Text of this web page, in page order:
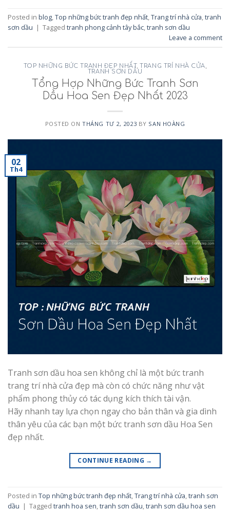
Posted in blog,Top những bức tranh đẹp nhất,Trang trí nhà cửa,tranh
sơn dầu | Tagged tranh phong cảnh tây bắc,tranh sơn dầu
Leave a comment
TOP NHỮNG BỨC TRANH ĐẸP NHẤT,TRANG TRÍ NHÀ CỬA,
TRANH SƠN DẦU
Tổng Hợp Những Bức Tranh Sơn
Dầu Hoa Sen Đẹp Nhất 2023
POSTED ONTHÁNG TƯ 2, 2023 BY SAN HOÀNG
02
Th4
Tranh sơn dầu hoa sen không chỉ là một bức tranh
trang trí nhà cửa đẹp mà còn có chức năng như vật
phẩm phong thủy có tác dụng kích thích tài vận.
Hãy nhanh tay lựa chọn ngay cho bản thân và gia dình
thân yêu của các bạn một bức tranh sơn dầu Hoa Sen
đẹp nhất.
CONTINUE READING →
Posted in Top những bức tranh đẹp nhất,Trang trí nhà cửa,tranh sơn
dầu | Tagged tranh hoa sen,tranh sơn dầu,tranh sơn dầu hoa sen